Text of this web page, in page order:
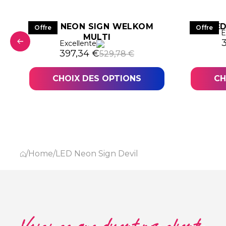
€.
€.
Offre
LED NEON SIGN WELKOM
MULTI
Excellente
529,78€
Le prix initial était : 529,78 €.
397,34 €
Le prix actuel est : 397,34 €.
CHOIX DES OPTIONS
Offre
/Home/LED Neon Sign Devil